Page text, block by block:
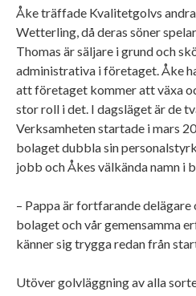
Åke träffade Kvalitetgolvs
Wetterling, då deras söner
Thomas är säljare i grund och
administrativa i företaget. Åke
att företaget kommer att växa
stor roll i det. I dagsläget är de
Verksamheten startade i mars
bolaget dubbla sin
jobb och Åkes välkända namn i
– Pappa är fortfarande
bolaget och vår gemensamma
känner sig trygga redan från
Utöver golvläggning av alla